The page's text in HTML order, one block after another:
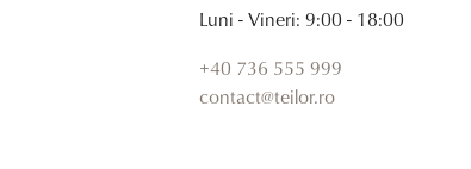
Luni - Vineri: 9:00 - 18:00
+40 736 555 999
contact@teilor.ro